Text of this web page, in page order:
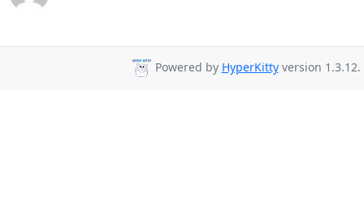
Powered by HyperKittyversion 1.3.12.